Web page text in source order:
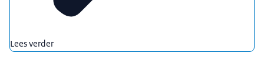
Lees verder